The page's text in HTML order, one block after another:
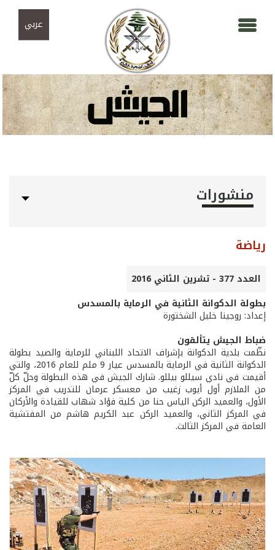
عربي
منشورات
رياضة
العدد 377 - تشرين الثاني 2016
بطولة الدكوانة الثانية في الرماية بالمسدس
إعداد: روجينا خليل الشختورة
ضباط الجيش يتألقون
نظّمت بلدية الدكوانة بإشراف الاتحاد اللبناني للرماية والصيد بطولة
الدكوانة الثانية في الرماية بالمسدس عيار 9 ملم للعام 2016، والتي
أقيمت في نادي سيللو بيللو. شارك الجيش في هذه البطولة وحلّ كلّ
من الملازم أول أيوب زغيب من معسكر عرمان للتدريب في المركز
الأول، والعميد الركن الياس حنا من كلية فؤاد شهاب للقيادة والأركان
في المركز الثاني، والعميد الركن عبد الكريم هاشم من المفتشية
العامة في المركز الثالث.